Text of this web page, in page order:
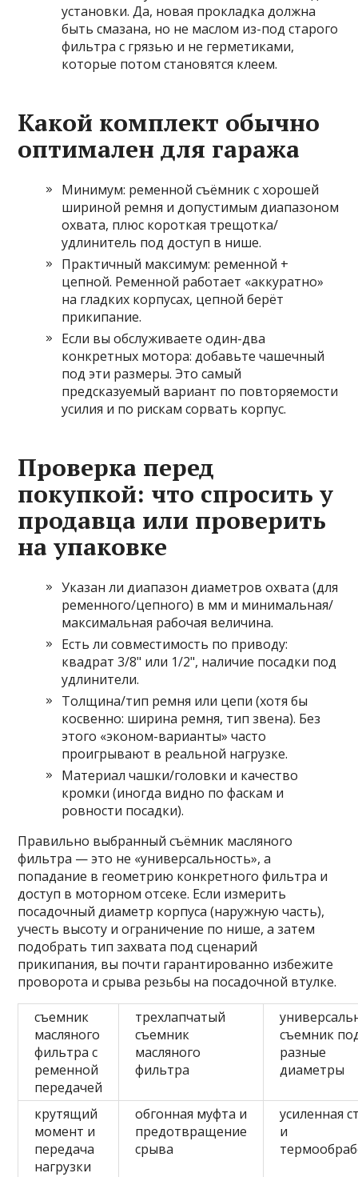
установки. Да, новая прокладка должна
быть смазана, но не маслом из-под старого
фильтра с грязью и не герметиками,
которые потом становятся клеем.
Какой комплект обычно
оптимален для гаража
Минимум: ременной съёмник с хорошей
шириной ремня и допустимым диапазоном
охвата, плюс короткая трещотка/
удлинитель под доступ в нише.
Практичный максимум: ременной +
цепной. Ременной работает «аккуратно»
на гладких корпусах, цепной берёт
прикипание.
Если вы обслуживаете один-два
конкретных мотора: добавьте чашечный
под эти размеры. Это самый
предсказуемый вариант по повторяемости
усилия и по рискам сорвать корпус.
Проверка перед
покупкой: что спросить у
продавца или проверить
на упаковке
Указан ли диапазон диаметров охвата (для
ременного/цепного) в мм и минимальная/
максимальная рабочая величина.
Есть ли совместимость по приводу:
квадрат 3/8" или 1/2", наличие посадки под
удлинители.
Толщина/тип ремня или цепи (хотя бы
косвенно: ширина ремня, тип звена). Без
этого «эконом-варианты» часто
проигрывают в реальной нагрузке.
Материал чашки/головки и качество
кромки (иногда видно по фаскам и
ровности посадки).
Правильно выбранный съёмник масляного
фильтра — это не «универсальность», а
попадание в геометрию конкретного фильтра и
доступ в моторном отсеке. Если измерить
посадочный диаметр корпуса (наружную часть),
учесть высоту и ограничение по нише, а затем
подобрать тип захвата под сценарий
прикипания, вы почти гарантированно избежите
проворота и срыва резьбы на посадочной втулке.
съемник
масляного
фильтра с
ременной
передачей
трехлапчатый
съемник
масляного
фильтра
съемник
разные
диаметры
крутящий
момент и
передача
нагрузки
обгонная муфта и
предотвращение
срыва
усиленная
и